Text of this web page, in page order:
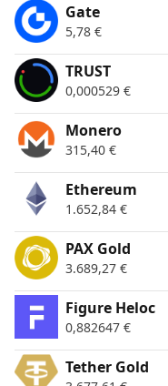
Gate
5,78 €
TRUST
0,000529 €
Monero
315,40 €
Ethereum
1.652,84 €
PAX Gold
3.689,27 €
Figure Heloc
0,882647 €
Tether Gold